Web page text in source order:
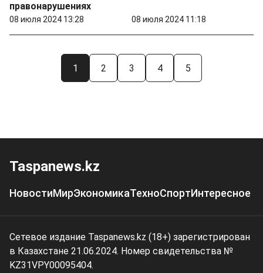
правонарушениях
08 июля 2024 13:28 08 июля 2024 11:18
1 2 3 4 5
Taspanews.kz
НовостиМирЭкономикаТехноСпортИнтересное
Сетевое издание Taspanews.kz (18+) зарегистрирован
в Казахстане 21.06.2024. Номер свидетельства №
KZ31VPY00095404.